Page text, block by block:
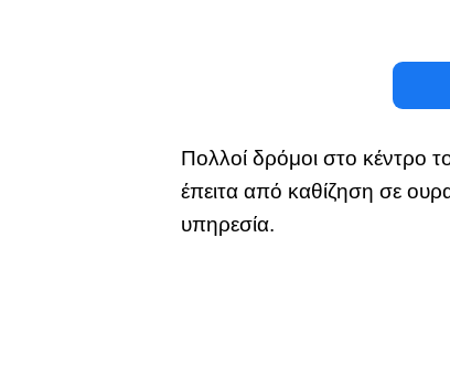
Πολλοί δρόμοι στο κέντρο
έπειτα από καθίζηση σε
υπηρεσία.